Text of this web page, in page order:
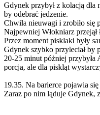
Gdynek przybył z kolacją dla
by odebrać jedzenie.
Chwila nieuwagi i zrobiło się
Najpewniej Włokniarz przejął
Przez moment pisklaki były
Gdynek szybko przyleciał by
20-25 minut póżniej
porcja, ale dla piskląt
19.35. Na barierce pojawia
Zaraz po nim ląduje Gdynek,